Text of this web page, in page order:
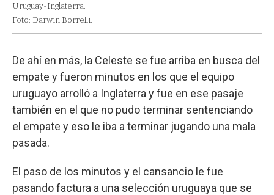
Uruguay-Inglaterra.
Foto: Darwin Borrelli.
De ahí en más, la Celeste se fue arriba en busca del
empate y fueron minutos en los que el equipo
uruguayo arrolló a Inglaterra y fue en ese pasaje
también en el que no pudo terminar sentenciando
el empate y eso le iba a terminar jugando una mala
pasada.
El paso de los minutos y el cansancio le fue
pasando factura a una selección uruguaya que se